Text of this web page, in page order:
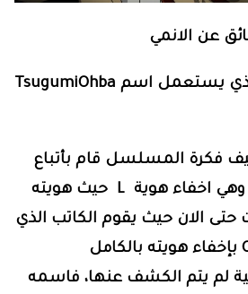
عن الانمي
TsugumiOhba
فكرة المسلسل قام بأتباع
اخفاء هوية L حيث هويته
حتى الان حيث يقوم الكاتب الذي
بإخفاء هويته بالكامل
لم يتم الكشف عنها، فاسمه